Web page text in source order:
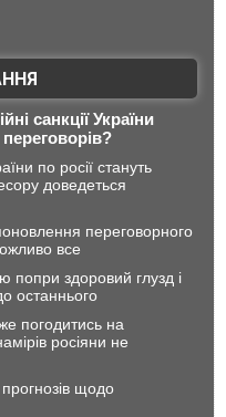
санкції України
по росії стануть
доведеться
переговорного
все
попри здоровий глузд і
останнього
погодитись на
росіяни не
щодо